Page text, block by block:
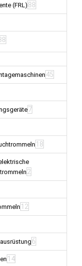
(FRL)88
45
7
18
2
12
6
14